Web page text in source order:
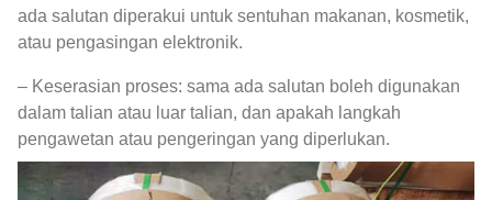
ada salutan diperakui untuk sentuhan makanan, kosmetik,
atau pengasingan elektronik.
– Keserasian proses: sama ada salutan boleh digunakan
dalam talian atau luar talian, dan apakah langkah
pengawetan atau pengeringan yang diperlukan.